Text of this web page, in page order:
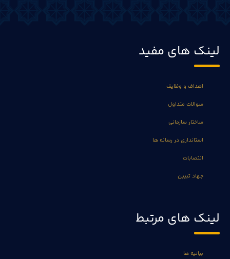
لینک های مفید
اهداف و وظایف
سوالات متداول
ساختار سازمانی
استانداری در رسانه ها
انتصابات
جهاد تبیین
لینک های مرتبط
بیانیه ها